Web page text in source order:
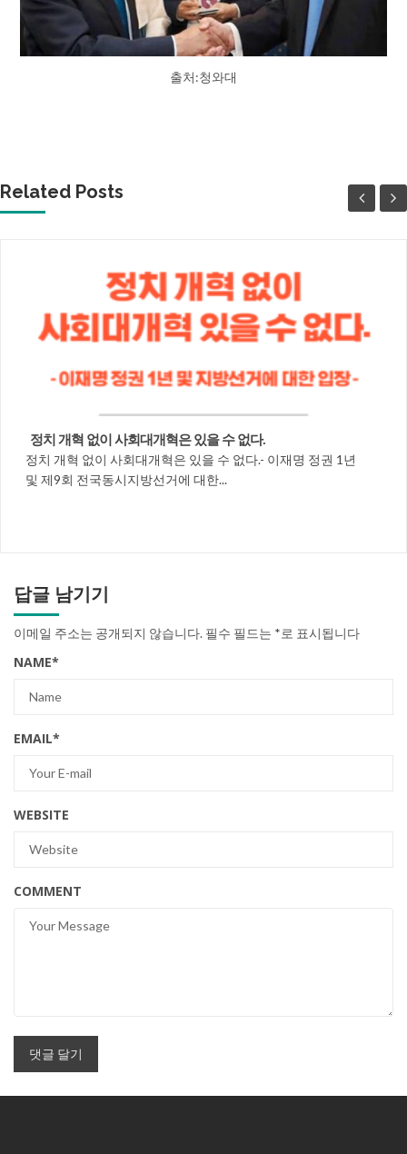
출처:청와대
Related Posts
정치 개혁 없이 사회대개혁은 있을 수 없다.
정치 개혁 없이 사회대개혁은 있을 수 없다.- 이재명 정권 1년
및 제9회 전국동시지방선거에 대한...
답글 남기기
이메일 주소는 공개되지 않습니다. 필수 필드는 *로 표시됩니다
NAME*
EMAIL*
WEBSITE
COMMENT